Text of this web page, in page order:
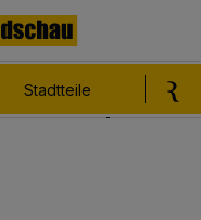
Stadtteile